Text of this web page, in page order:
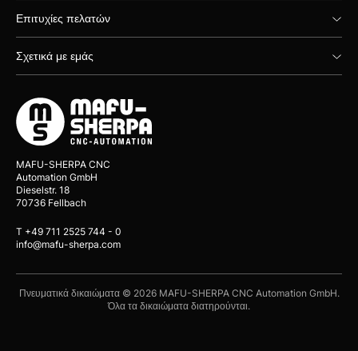
Επιτυχίες πελατών
Σχετικά με εμάς
MAFU-SHERPA CNC
Automation GmbH
Dieselstr. 18
70736 Fellbach
T +49 711 2525 744 - 0
info@mafu-sherpa.com
Πνευματικά δικαιώματα © 2026 MAFU-SHERPA CNC Automation GmbH.
Όλα τα δικαιώματα διατηρούνται.